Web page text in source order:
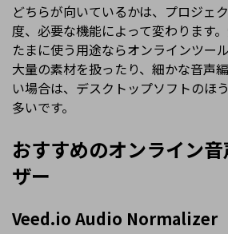
どちらが向いているかは、プロジェ
度、必要な機能によって変わります
たまに使う用途ならオンラインツー
大量の素材を扱ったり、細かな音声
い場合は、デスクトップソフトのほ
多いです。
おすすめのオンライン
ザー
Veed.io Audio Normalizer